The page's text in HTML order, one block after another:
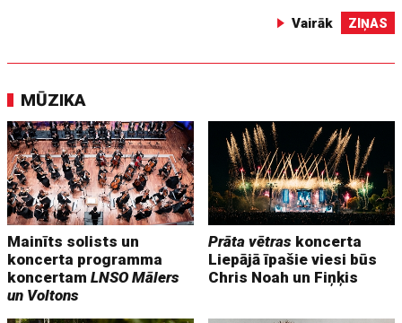
Vairāk ZIŅAS
MŪZIKA
Mainīts solists un
koncerta programma
koncertamLNSO Mālers
un Voltons
Prāta vētras koncerta
Liepājā īpašie viesi būs
Chris Noah un Fiņķis